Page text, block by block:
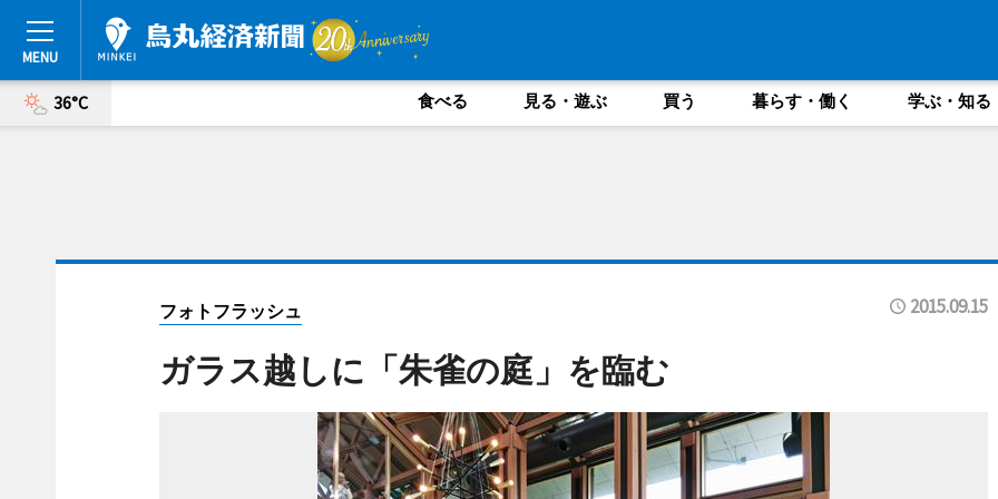
36°C 食べる 見る・遊ぶ 買う 暮らす・働く 学ぶ・知る
フォトフラッシュ 2015.09.15
ガラス越しに「朱雀の庭」を臨む